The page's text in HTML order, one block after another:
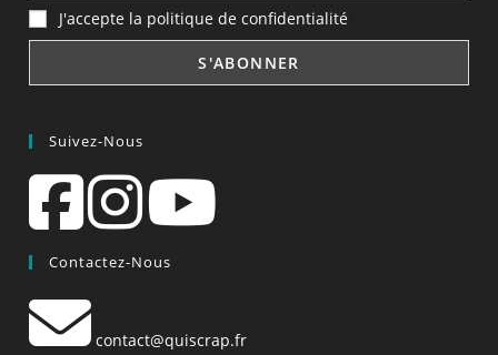
J'accepte la politique de confidentialité
Suivez-Nous
Contactez-Nous
contact@quiscrap.fr